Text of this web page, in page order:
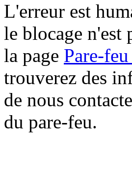
L'erreur est
le blocage n'est
la page Pare-
trouverez des
de nous
du pare-feu.